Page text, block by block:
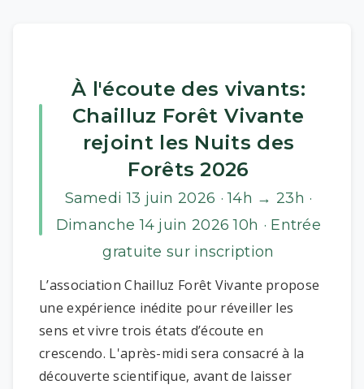
À l'écoute des vivants:
Chailluz Forêt Vivante
rejoint les Nuits des
Forêts 2026
Samedi 13 juin 2026 · 14h → 23h ·
Dimanche 14 juin 2026 10h · Entrée
gratuite sur inscription
L’association Chailluz Forêt Vivante propose
une expérience inédite pour réveiller les
sens et vivre trois états d’écoute en
crescendo. L'après-midi sera consacré à la
découverte scientifique, avant de laisser